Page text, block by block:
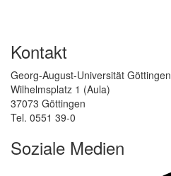
Kontakt
Georg-August-Universität Göttingen
Wilhelmsplatz 1 (Aula)
37073 Göttingen
Tel. 0551 39-0
Soziale Medien